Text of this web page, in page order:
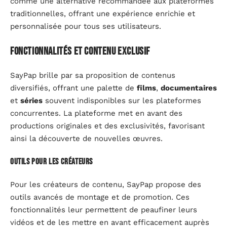
traditionnelles, offrant une expérience enrichie et
personnalisée pour tous ses utilisateurs.
Fonctionnalités et contenu exclusif
SayPap brille par sa proposition de contenus
diversifiés, offrant une palette de films, documentaires
et séries souvent indisponibles sur les plateformes
concurrentes. La plateforme met en avant des
productions originales et des exclusivités, favorisant
ainsi la découverte de nouvelles œuvres.
Outils pour les créateurs
Pour les créateurs de contenu, SayPap propose des
outils avancés de montage et de promotion. Ces
fonctionnalités leur permettent de peaufiner leurs
vidéos et de les mettre en avant efficacement auprès